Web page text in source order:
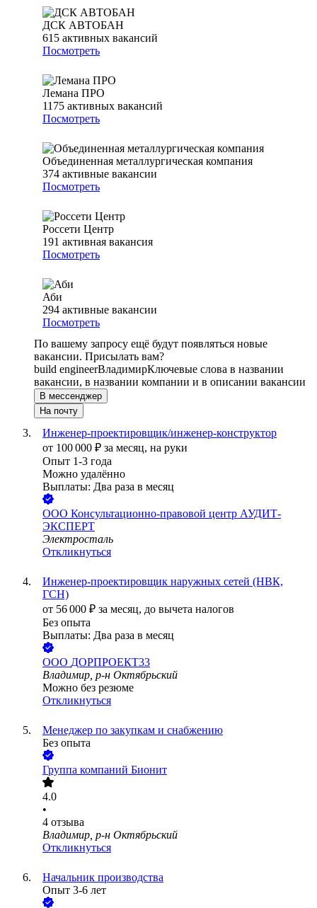
ДСК АВТОБАН
615 активных вакансий
Посмотреть
Лемана ПРО
1175 активных вакансий
Посмотреть
Объединенная металлургическая компания
374 активные вакансии
Посмотреть
Россети Центр
191 активная вакансия
Посмотреть
Аби
294 активные вакансии
Посмотреть
По вашему запросу ещё будут появляться новые
вакансии. Присылать вам?
build engineerВладимирКлючевые слова в названии
вакансии, в названии компании и в описании вакансии
В мессенджер
На почту
Инженер-проектировщик/инженер-конструктор
от 100 000 ₽ за месяц, на руки
Опыт 1-3 года
Можно удалённо
Выплаты: Два раза в месяц
ООО Консультационно-правовой центр АУДИТ-
ЭКСПЕРТ
Электросталь
Откликнуться
Инженер-проектировщик наружных сетей (НВК,
ГСН)
от 56 000 ₽ за месяц, до вычета налогов
Без опыта
Выплаты: Два раза в месяц
ООО ДОРПРОЕКТ33
Владимир, р-н Октябрьский
Можно без резюме
Откликнуться
Менеджер по закупкам и снабжению
Без опыта
Группа компаний Бионит
4.0
•
4 отзыва
Владимир, р-н Октябрьский
Откликнуться
Начальник производства
Опыт 3-6 лет